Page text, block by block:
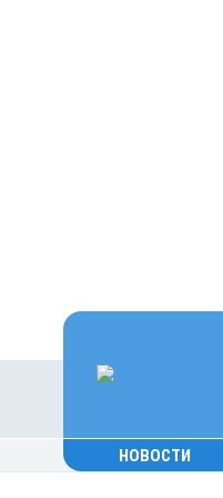
НОВОСТИ